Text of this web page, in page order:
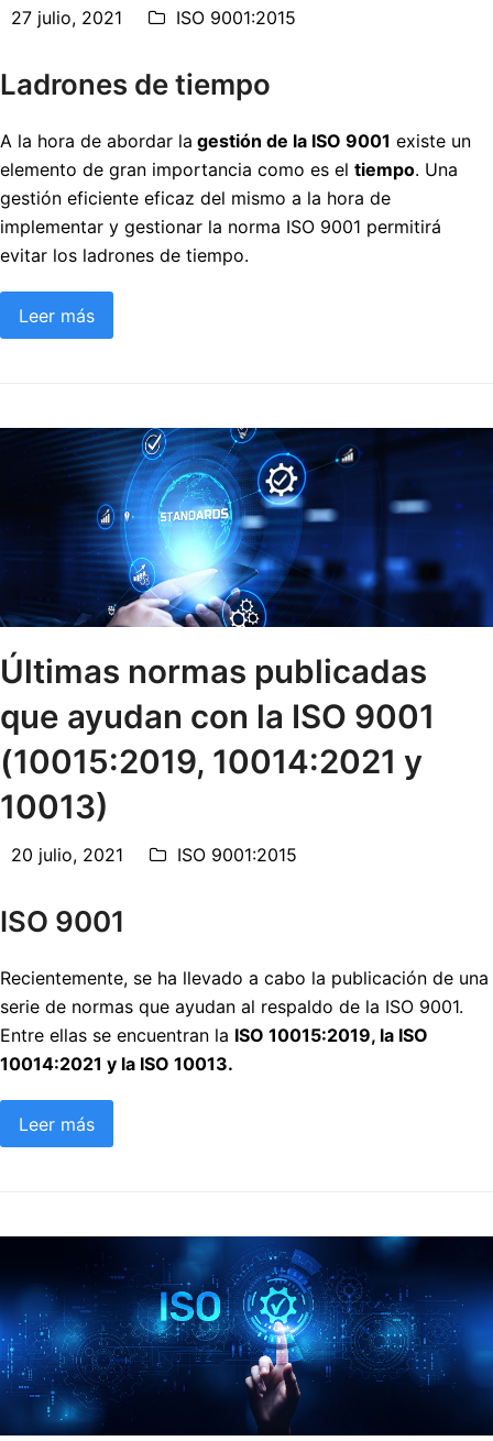
27 julio, 2021 ISO 9001:2015
Ladrones de tiempo
A la hora de abordar la gestión de la ISO 9001 existe un
elemento de gran importancia como es el tiempo. Una
gestión eficiente eficaz del mismo a la hora de
implementar y gestionar la norma ISO 9001 permitirá
evitar los ladrones de tiempo.
Leer más
Últimas normas publicadas
que ayudan con la ISO 9001
(10015:2019, 10014:2021 y
10013)
20 julio, 2021 ISO 9001:2015
ISO 9001
Recientemente, se ha llevado a cabo la publicación de una
serie de normas que ayudan al respaldo de la ISO 9001.
Entre ellas se encuentran la ISO 10015:2019, la ISO
10014:2021 y la ISO 10013.
Leer más